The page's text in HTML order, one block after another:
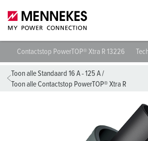
Contactstop PowerTOP® Xtra R 13226
Toon alle Standaard 16 A - 125 A/
Toon alle Contactstop PowerTOP® Xtra R